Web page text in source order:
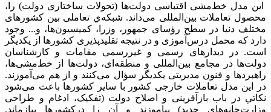
این مدل خط‌مشی اقتباسی دولت‌ها (تحولات ساختاری دولت) را،
محصول تعاملات بین‌المللی می‌داند. شبکه‌ي تعاملی بین‌ کشورهای
مختلف دنيا در سطح رؤسای جمهور، وزرا، کمیسیون‌ها، و... وجود
دارد که محمل درس‌آموزی و در نتیجه تقلیدپذیری کشورها از یکدیگر
است. در دیدارهای رسمی و غیررسمی مقامات و کارشناسان
دولت‌ها در مجامع بین‌المللی و منطقه‌ای، دولت‌ها از خط‌مشی‌ها،
راهبردها و فنون مدیریتی یکديگر سؤال می‌کنند و از هم می‌آموزند.
در این مدل تعاملات خارجی کشور با سایر کشورها باعث می‌شود
نکاتي در باب بازآفرینی و اصلاح دولت (تفکیک، ادغام و طراحی
وزارت‌خانه‌های جدید) بیاموزند و آن را درکشورها بیازماند.